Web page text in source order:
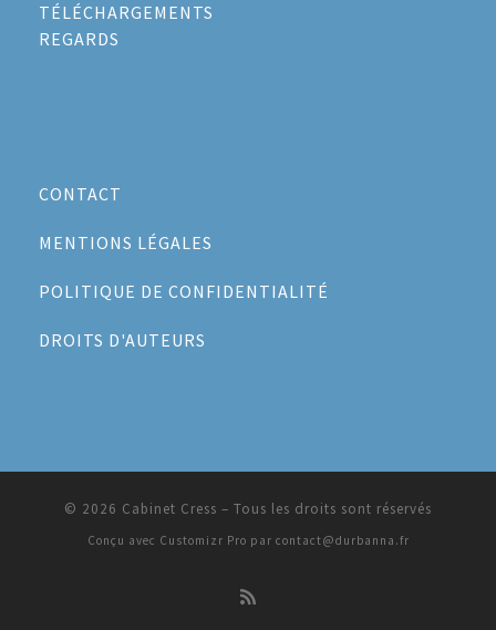
TÉLÉCHARGEMENTS
REGARDS
CONTACT
MENTIONS LÉGALES
POLITIQUE DE CONFIDENTIALITÉ
DROITS D'AUTEURS
© 2026 Cabinet Cress – Tous les droits sont réservés
Conçu avec Customizr Pro par contact@durbanna.fr